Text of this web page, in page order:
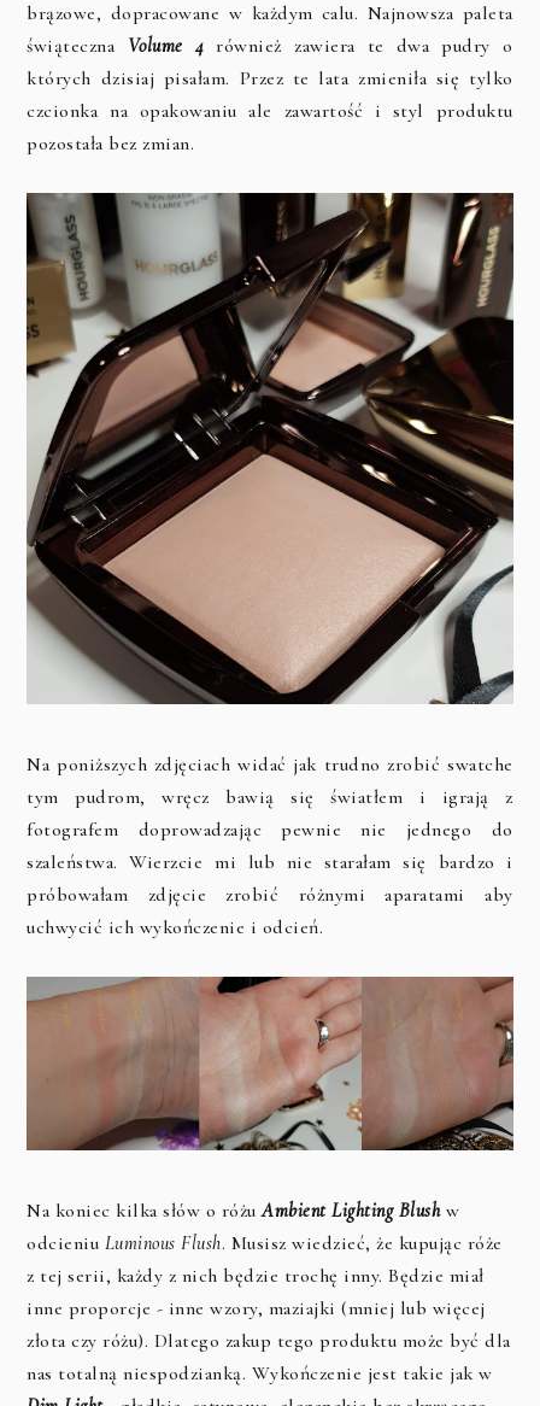
brązowe, dopracowane w każdym calu. Najnowsza paleta
świąteczna Volume 4 również zawiera te dwa pudry o
których dzisiaj pisałam. Przez te lata zmieniła się tylko
czcionka na opakowaniu ale zawartość i styl produktu
pozostała bez zmian.
Na poniższych zdjęciach widać jak trudno zrobić swatche
tym pudrom, wręcz bawią się światłem i igrają z
fotografem doprowadzając pewnie nie jednego do
szaleństwa. Wierzcie mi lub nie starałam się bardzo i
próbowałam zdjęcie zrobić różnymi aparatami aby
uchwycić ich wykończenie i odcień.
Na koniec kilka słów o różuAmbient Lighting Blushw
odcieniu Luminous Flush. Musisz wiedzieć, że kupując róże
z tej serii, każdy z nich będzie trochę inny. Będzie miał
inne proporcje - inne wzory, maziajki (mniej lub więcej
złota czy różu). Dlatego zakup tego produktu może być dla
nas totalną niespodzianką. Wykończenie jest takie jak w